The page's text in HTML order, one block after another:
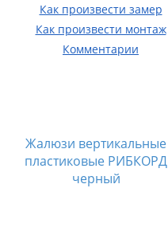
Как произвести замер
Как произвести монтаж
Комментарии
Жалюзи вертикальные
пластиковые РИБКОРД
черный